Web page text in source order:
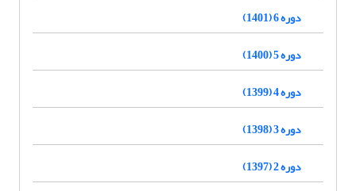
دوره 6 (1401)
دوره 5 (1400)
دوره 4 (1399)
دوره 3 (1398)
دوره 2 (1397)